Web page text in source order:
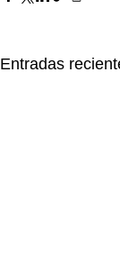
Entradas